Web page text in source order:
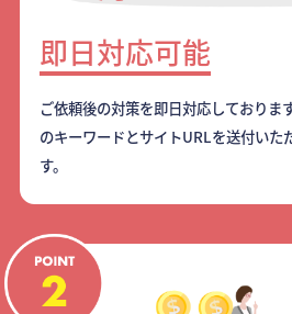
即日対応可能
ご依頼後の対策を即日対応しておりま
のキーワードとサイトURLを送付いた
す。